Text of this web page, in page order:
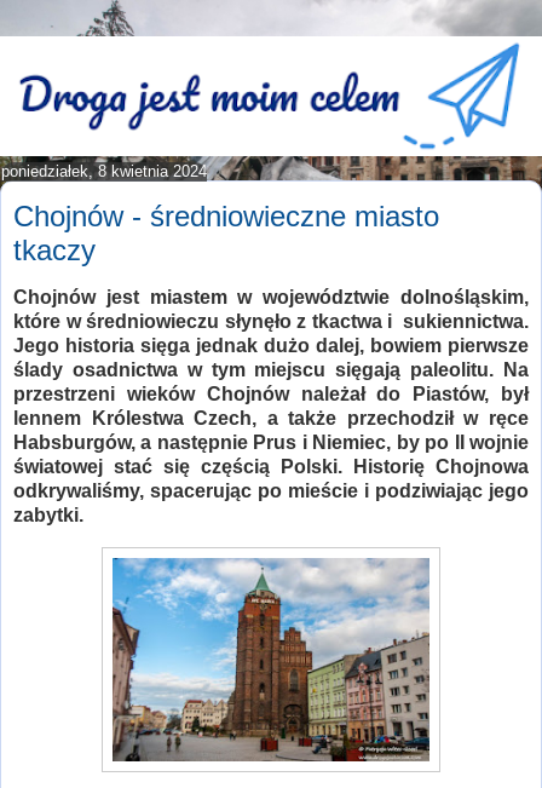
poniedziałek, 8 kwietnia 2024
Chojnów - średniowieczne miasto
tkaczy
Chojnów jest miastem w województwie dolnośląskim,
które w średniowieczu słynęło z tkactwa i sukiennictwa.
Jego historia sięga jednak dużo dalej, bowiem pierwsze
ślady osadnictwa w tym miejscu sięgają paleolitu. Na
przestrzeni wieków Chojnów należał do Piastów, był
lennem Królestwa Czech, a także przechodził w ręce
Habsburgów, a następnie Prus i Niemiec, by po II wojnie
światowej stać się częścią Polski. Historię Chojnowa
odkrywaliśmy, spacerując po mieście i podziwiając jego
zabytki.